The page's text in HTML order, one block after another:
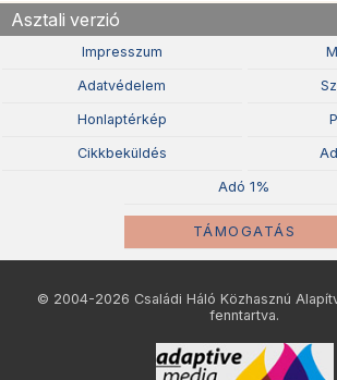
Asztali verzió
Impresszum
Adatvédelem
Honlaptérkép
Cikkbeküldés
Adó 1%
TÁMOGATÁS
© 2004-2026 Családi Háló Közhasznú
fenntartva.